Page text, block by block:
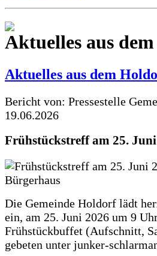
Aktuelles aus
Aktuelles aus dem
Bericht von: Pressestelle
19.06.2026
Frühstückstreff am 25.
Die Gemeinde Holdorf lädt
ein, am 25. Juni 2026 um 9
Frühstückbuffet (Aufschnitt,
gebeten unter junker-